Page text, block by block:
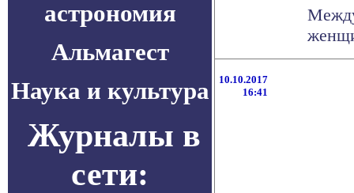
астрономия
Альмагест
Наука и культура
Журналы в
сети:
10.10.2017
16:41